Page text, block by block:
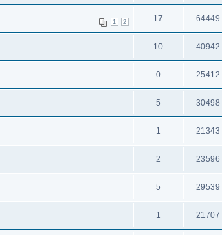
1 2 17 64449
10 40942
0 25412
5 30498
1 21343
2 23596
5 29539
1 21707